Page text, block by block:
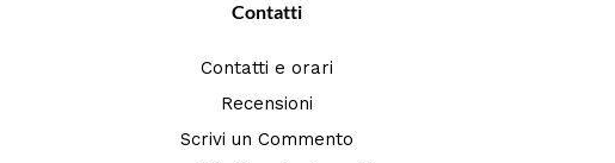
Contatti
Contatti e orari
Recensioni
Scrivi un Commento